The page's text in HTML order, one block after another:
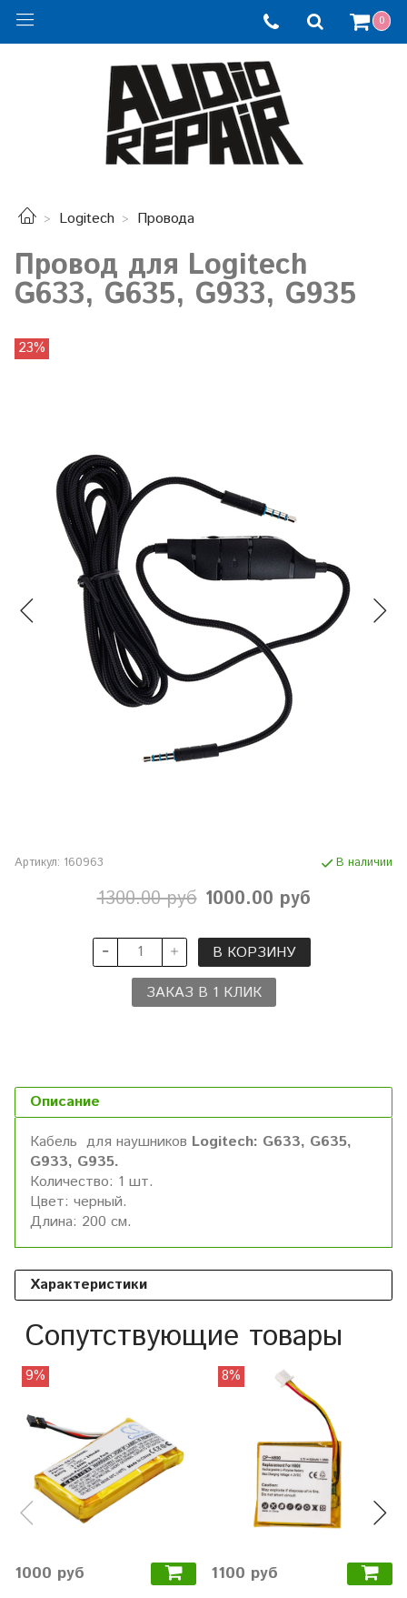
0
Logitech Провода
Провод для Logitech
G633, G635, G933, G935
23%
Артикул: 160963 В наличии
1300.00 руб 1000.00 руб
В КОРЗИНУ
ЗАКАЗ В 1 КЛИК
Описание
Кабель для наушников Logitech: G633, G635,
G933, G935.
Количество: 1 шт.
Цвет: черный.
Длина: 200 см.
Характеристики
Сопутствующие товары
9%
1000 руб
8%
1100 руб